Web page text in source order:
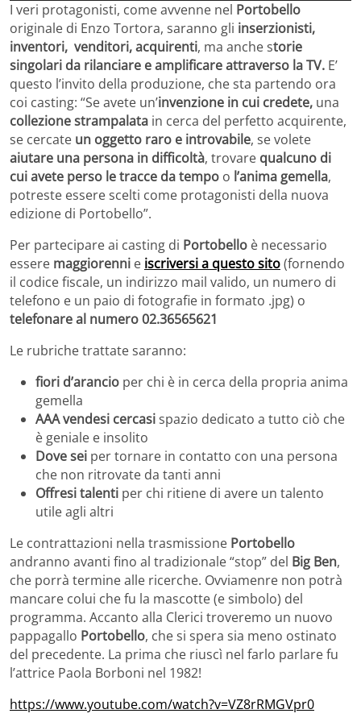
I veri protagonisti, come avvenne nel Portobello
originale di Enzo Tortora, saranno gli inserzionisti,
inventori, venditori, acquirenti, ma anche storie
singolari da rilanciare e amplificare attraverso la TV. E’
questo l’invito della produzione, che sta partendo ora
coi casting: “Se avete un’invenzione in cui credete, una
collezione strampalata in cerca del perfetto acquirente,
se cercate un oggetto raro e introvabile, se volete
aiutare una persona in difficoltà, trovare qualcuno di
cui avete perso le tracce da tempo o l’anima gemella,
potreste essere scelti come protagonisti della nuova
edizione di Portobello”.
Per partecipare ai casting di Portobello è necessario
essere maggiorenni e iscriversi a questo sito(fornendo
il codice fiscale, un indirizzo mail valido, un numero di
telefono e un paio di fotografie in formato .jpg) o
telefonare al numero 02.36565621
Le rubriche trattate saranno:
fiori d’arancio per chi è in cerca della propria anima
gemella
AAA vendesi cercasispazio dedicato a tutto ciò che
è geniale e insolito
Dove sei per tornare in contatto con una persona
che non ritrovate da tanti anni
Offresi talenti per chi ritiene di avere un talento
utile agli altri
Le contrattazioni nella trasmissione Portobello
andranno avanti fino al tradizionale “stop” del Big Ben,
che porrà termine alle ricerche. Ovviamenre non potrà
mancare colui che fu la mascotte (e simbolo) del
programma. Accanto alla Clerici troveremo un nuovo
pappagallo Portobello, che si spera sia meno ostinato
del precedente. La prima che riuscì nel farlo parlare fu
l’attrice Paola Borboni nel 1982!
https://www.youtube.com/watch?v=VZ8rRMGVpr0